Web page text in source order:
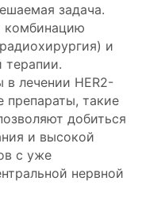
задача.
комбинацию
и
терапии.
в лечении HER2-
препараты, такие
добиться
и высокой
с уже
нервной